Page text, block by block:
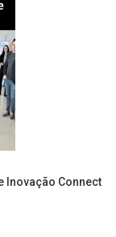
Inovação Connect